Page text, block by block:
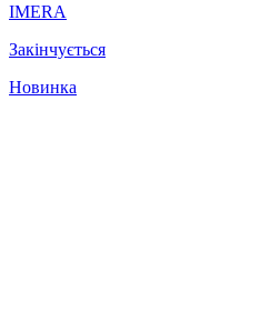
IMERA
Закінчується
Новинка